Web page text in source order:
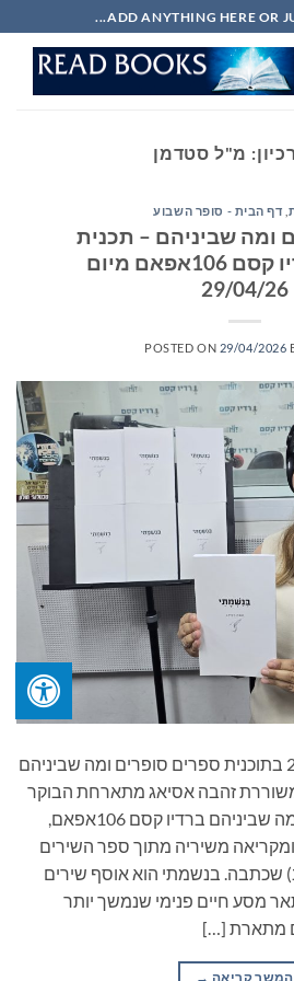
ADD ANYTHING HERE OR
מ"ל סטדמן
דף הבית - סופר השבוע
ומה שביניהם – תכנית
ראיונות ברדיו קסם 106אפאם מיום
29/04/26
POSTED ON 29/04/2026
היום – יום רביעי 29/04/26 בתוכנית ספרים סופרים ומה שביניהם
המשוררת זהבה אסיאג מתארחת הבוקר
בתוכנית ספרים סופרים ומה שביניהם ברדיו קסם 106אפאם,
משיריה מתוך ספר השירים
שכתבה. בנשמתי הוא אוסף שירים
מסע חיים פנימי שנמשך יותר
מתארת […]
המשך קריאה →